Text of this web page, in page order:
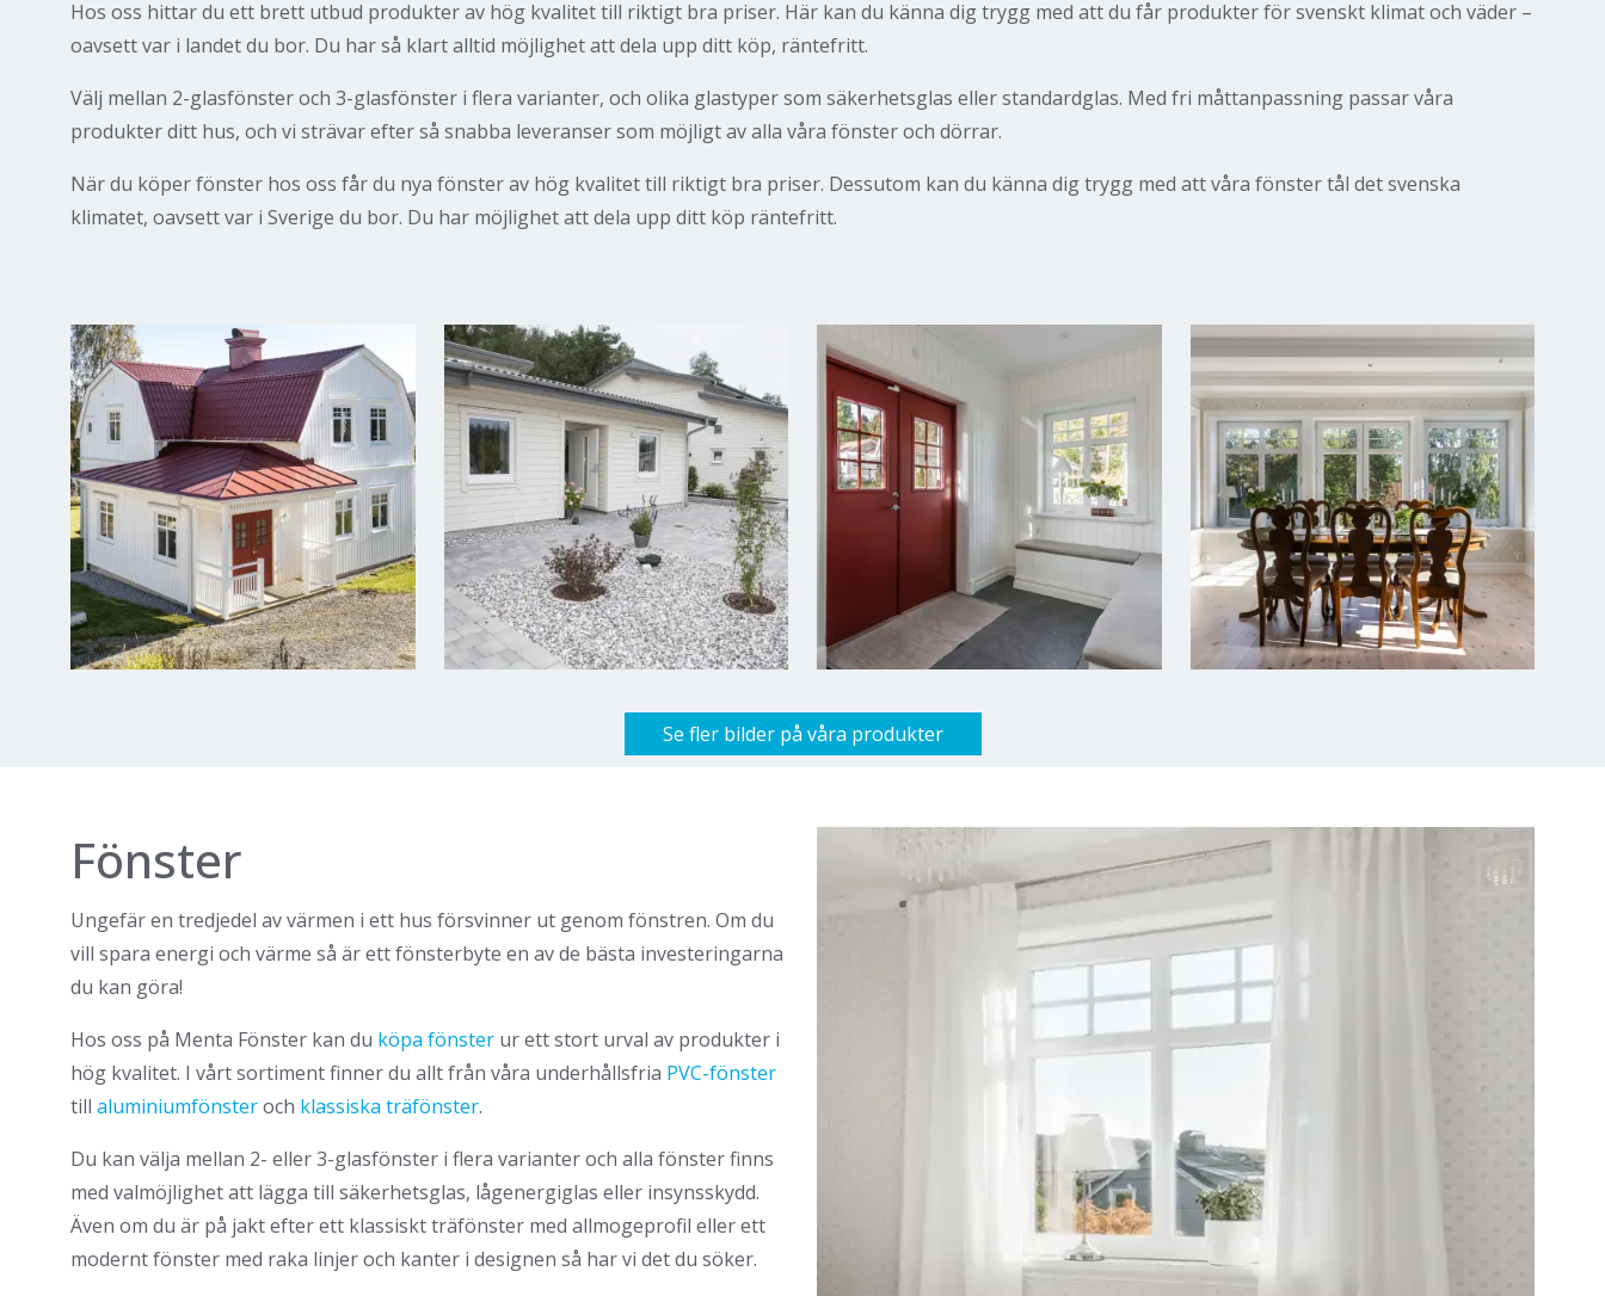
Hos oss hittar du ett brett utbud produkter av hög kvalitet till riktigt bra priser. Här kan du känna dig trygg med att du får produkter för svenskt klimat och väder –
oavsett var i landet du bor. Du har så klart alltid möjlighet att dela upp ditt köp, räntefritt.
Välj mellan 2-glasfönster och 3-glasfönster i flera varianter, och olika glastyper som säkerhetsglas eller standardglas. Med fri måttanpassning passar våra
produkter ditt hus, och vi strävar efter så snabba leveranser som möjligt av alla våra fönster och dörrar.
När du köper fönster hos oss får du nya fönster av hög kvalitet till riktigt bra priser. Dessutom kan du känna dig trygg med att våra fönster tål det svenska
klimatet, oavsett var i Sverige du bor. Du har möjlighet att dela upp ditt köp räntefritt.
Se fler bilder på våra produkter
Fönster
Ungefär en tredjedel av värmen i ett hus försvinner ut genom fönstren. Om du
vill spara energi och värme så är ett fönsterbyte en av de bästa investeringarna
du kan göra!
Hos oss på Menta Fönster kan du köpa fönster ur ett stort urval av produkter i
hög kvalitet. I vårt sortiment finner du allt från våra underhållsfria PVC-fönster
till aluminiumfönsteroch klassiska träfönster.
Du kan välja mellan 2- eller 3-glasfönster i flera varianter och alla fönster finns
med valmöjlighet att lägga till säkerhetsglas, lågenergiglas eller insynsskydd.
Även om du är på jakt efter ett klassiskt träfönster med allmogeprofil eller ett
modernt fönster med raka linjer och kanter i designen så har vi det du söker.